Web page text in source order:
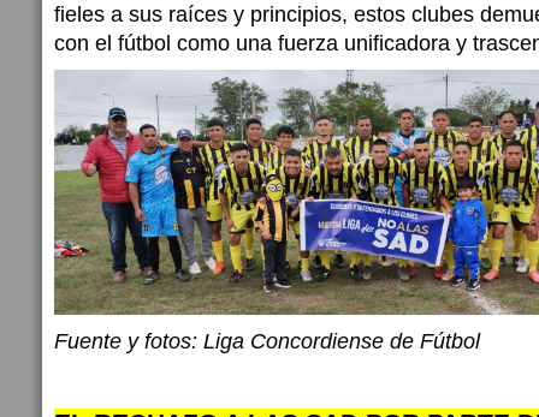
fieles a sus raíces y principios, estos clubes
con el fútbol como una fuerza unificadora y
Fuente y fotos: Liga Concordiense de Fútbol